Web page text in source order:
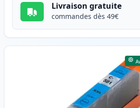
Livraison gratuite
commandes dès 49€